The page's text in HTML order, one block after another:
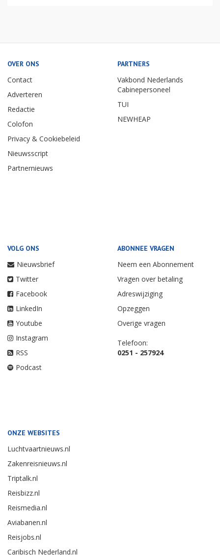
OVER ONS
Contact
Adverteren
Redactie
Colofon
Privacy & Cookiebeleid
Nieuwsscript
Partnernieuws
PARTNERS
Vakbond Nederlands
Cabinepersoneel
TUI
NEWHEAP
VOLG ONS
Nieuwsbrief
Twitter
Facebook
LinkedIn
Youtube
Instagram
RSS
Podcast
ABONNEE VRAGEN
Neem een Abonnement
Vragen over betaling
Adreswijziging
Opzeggen
Overige vragen
Telefoon:
0251 - 257924
ONZE WEBSITES
Luchtvaartnieuws.nl
Zakenreisnieuws.nl
Triptalk.nl
Reisbizz.nl
Reismedia.nl
Aviabanen.nl
Reisjobs.nl
Caribisch Nederland.nl